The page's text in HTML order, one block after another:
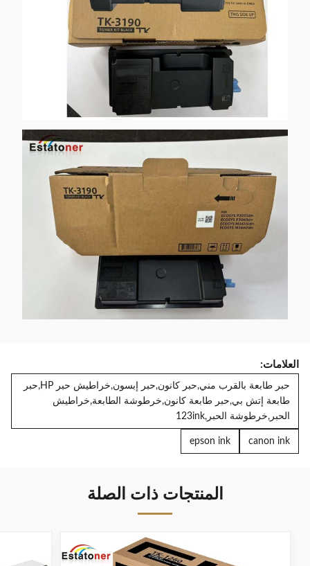
العلامات:
حبر طابعة بالقرب مني,حبر كانون,حبر إبسون,خراطيش حبر HP,حبر
طابعة إتش بي,حبر طابعة كانون,خرطوشة الطابعة,خراطيش
الحبر,خرطوشة الحبر,123ink
canon ink
epson ink
المنتجات ذات الصلة